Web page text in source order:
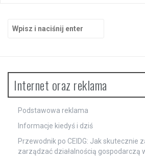
Internet oraz reklama
Podstawowa reklama
Informacje kiedyś i dziś
Przewodnik po CEIDG: Jak skutecznie
zarządzać działalnością gospodarczą